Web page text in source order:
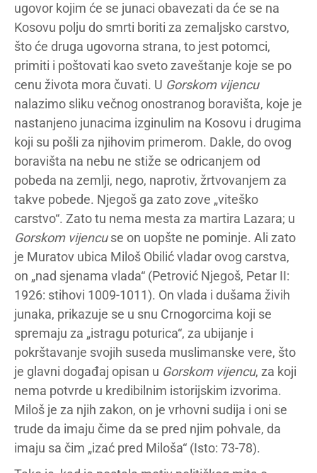
ugovor kojim će se junaci obavezati da će se na
Kosovu polju do smrti boriti za zemaljsko carstvo,
što će druga ugovorna strana, to jest potomci,
primiti i poštovati kao sveto zaveštanje koje se po
cenu života mora čuvati. U Gorskom vijencu
nalazimo sliku večnog onostranog boravišta, koje je
nastanjeno junacima izginulim na Kosovu i drugima
koji su pošli za njihovim primerom. Dakle, do ovog
boravišta na nebu ne stiže se odricanjem od
pobeda na zemlji, nego, naprotiv, žrtvovanjem za
takve pobede. Njegoš ga zato zove „viteško
carstvo“. Zato tu nema mesta za martira Lazara; u
Gorskom vijencuse on uopšte ne pominje. Ali zato
je Muratov ubica Miloš Obilić vladar ovog carstva,
on „nad sjenama vlada“ (Petrović Njegoš, Petar II:
1926: stihovi 1009-1011). On vlada i dušama živih
junaka, prikazuje se u snu Crnogorcima koji se
spremaju za „istragu poturica“, za ubijanje i
pokrštavanje svojih suseda muslimanske vere, što
je glavni događaj opisan u Gorskom vijencu, za koji
nema potvrde u kredibilnim istorijskim izvorima.
Miloš je za njih zakon, on je vrhovni sudija i oni se
trude da imaju čime da se pred njim pohvale, da
imaju sa čim „izać pred Miloša“ (Isto: 73-78).